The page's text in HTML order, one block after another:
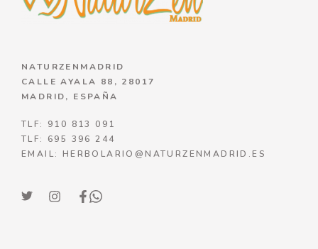
NATURZENMADRID
CALLE AYALA 88, 28017
MADRID, ESPAÑA
TLF: 910 813 091
TLF: 695 396 244
EMAIL: HERBOLARIO@NATURZENMADRID.ES